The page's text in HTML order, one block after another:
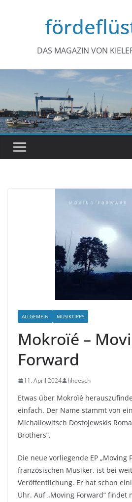
DAS MAGAZIN VON
ALLGEMEIN MUSIKTIPPS
Mokroïé –
Forward
11. April 2024 hheesch
Etwas über Mokroïé
einfach. Der Name stammt von
Michailowitsch Dostojewskis
Brothers“.
Die neue vorliegende EP „Moving
französischen Musiker, ist bei
Veröffentlichung. Er hat schon
Uhr. Auf „Moving Forward“ findet